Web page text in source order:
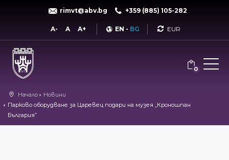
rimvt@abv.bg +359 (885) 105-282
A- A A+ EN - BG Currency
0
Начало
Новини
Парково оборудване за Царевец подари на музея „Кроношпан
България”